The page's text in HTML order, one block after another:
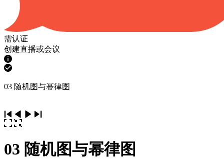
需认证
创建直播或会议
03 随机图与幂律图
03 随机图与幂律图